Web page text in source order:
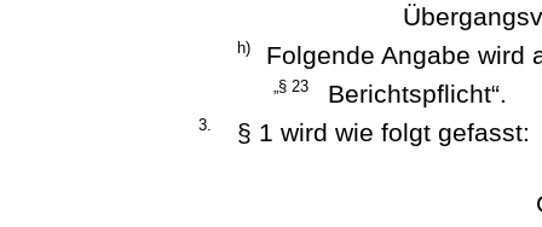
h) Folgende Angabe wird
„§ 23 Berichtspflicht“.
3. § 1 wird wie folgt gefasst: